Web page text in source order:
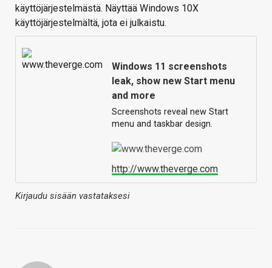
käyttöjärjestelmästä. Näyttää Windows 10X
käyttöjärjestelmältä, jota ei julkaistu.
Windows 11 screenshots
leak, show new Start menu
and more
Screenshots reveal new Start
menu and taskbar design.
http://www.theverge.com
Kirjaudu sisään vastataksesi